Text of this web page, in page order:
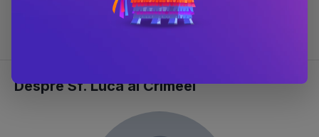
Religie
Beletristica
Despre Sf. Luca al Crimeei